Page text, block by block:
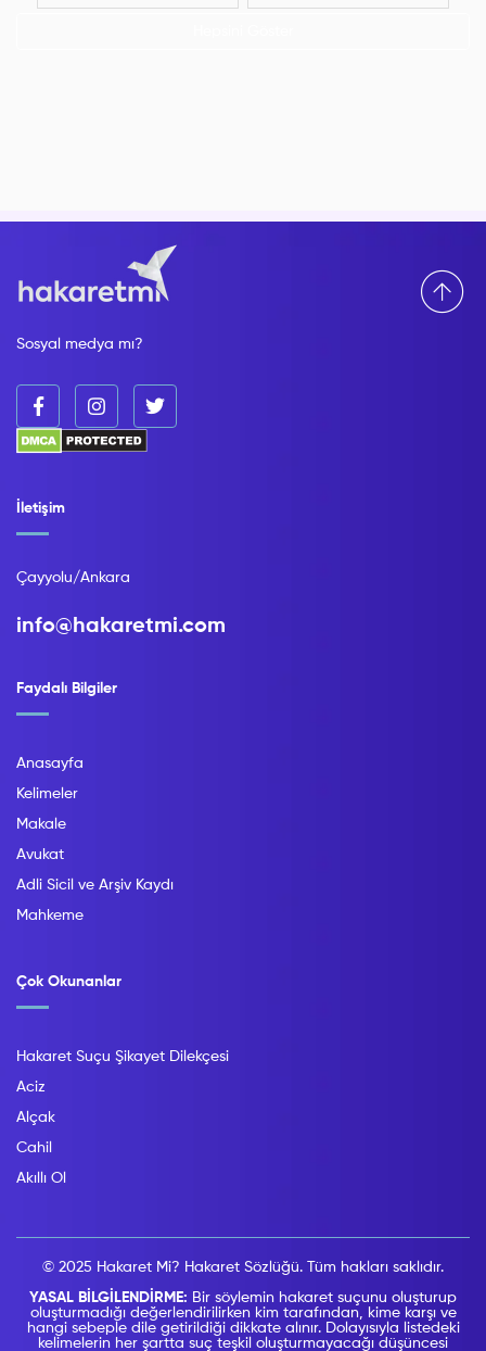
Sosyal medya mı?
Faydalı Bilgiler
Anasayfa
Kelimeler
Makale
Avukat
Adli Sicil ve Arşiv Kaydı
Mahkeme
Çok Okunanlar
Hakaret Suçu Şikayet Dilekçesi
Aciz
Alçak
Cahil
Akıllı Ol
İletişim
Çayyolu/Ankara
info@hakaretmi.com
© 2025 Hakaret Mi? Hakaret Sözlüğü. Tüm hakları saklıdır.
YASAL BİLGİLENDİRME: Bir söylemin hakaret suçunu oluşturup
oluşturmadığı değerlendirilirken kim tarafından, kime karşı ve
hangi sebeple dile getirildiği dikkate alınır. Dolayısıyla listedeki
kelimelerin her şartta suç teşkil oluşturmayacağı düşüncesi